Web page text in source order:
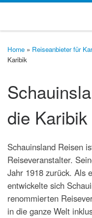
Home » Reiseanbieter für
Karibik
die Karibik
Schauinsland Reisen
Reiseveranstalter.
Jahr 1918 zurück. Als
entwickelte sich
renommierten
in die ganze Welt